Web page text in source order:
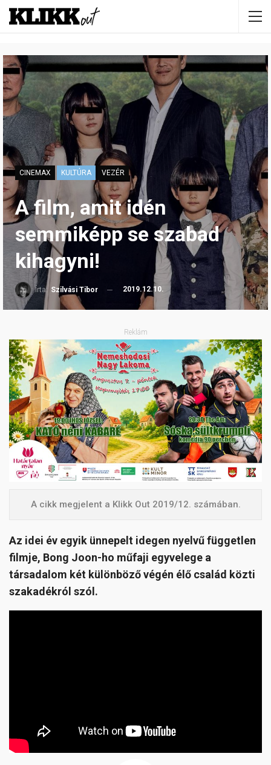
CINEMAX KULTÚRA VEZÉR
A film, amit idén
semmiképp se szabad
kihagyni!
Írta: Szilvási Tibor 2019.12.10.
Reklám
A cikk megjelent a Klikk Out 2019/12. számában.
Az idei év egyik ünnepelt idegen nyelvű független
filmje, Bong Joon-ho műfaji egyvelege a
társadalom két különböző végén élő család közti
szakadékról szól.